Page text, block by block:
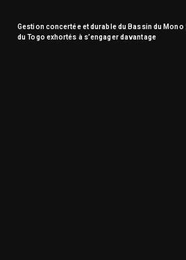
Gestion concertée et durable du Bassin du Mono
du Togo exhortés à s’engager davantage